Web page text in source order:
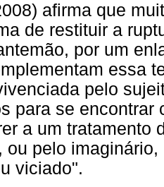
afirma que
de restituir a
por um
essa
pelo
para se encontrar
a um tratamento
ou pelo
viciado".